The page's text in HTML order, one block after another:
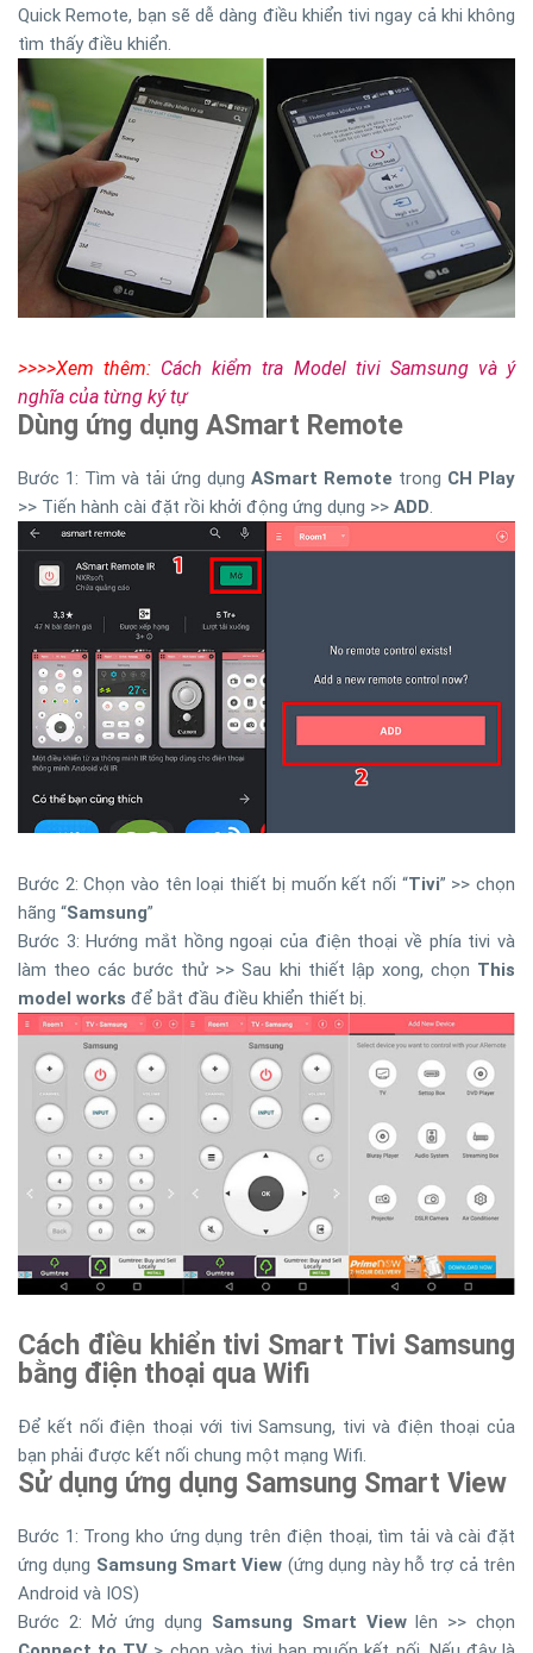
Quick Remote, bạn sẽ dễ dàng điều khiển tivi ngay cả khi không
tìm thấy điều khiển.
>>>>Xem thêm: Cách kiểm tra Model tivi Samsung và ý
nghĩa của từng ký tự
Dùng ứng dụng ASmart Remote
Bước 1: Tìm và tải ứng dụng ASmart Remote trong CH Play
>> Tiến hành cài đặt rồi khởi động ứng dụng >> ADD.
Bước 2: Chọn vào tên loại thiết bị muốn kết nối “Tivi” >> chọn
hãng “Samsung”
Bước 3: Hướng mắt hồng ngoại của điện thoại về phía tivi và
làm theo các bước thử >> Sau khi thiết lập xong, chọn This
model works để bắt đầu điều khiển thiết bị.
Cách điều khiển tivi Smart Tivi Samsung
bằng điện thoại qua Wifi
Để kết nối điện thoại với tivi Samsung, tivi và điện thoại của
bạn phải được kết nối chung một mạng Wifi.
Sử dụng ứng dụng Samsung Smart View
Bước 1: Trong kho ứng dụng trên điện thoại, tìm tải và cài đặt
ứng dụng Samsung Smart View (ứng dụng này hỗ trợ cả trên
Android và IOS)
Bước 2: Mở ứng dụng Samsung Smart Viewlên >> chọn